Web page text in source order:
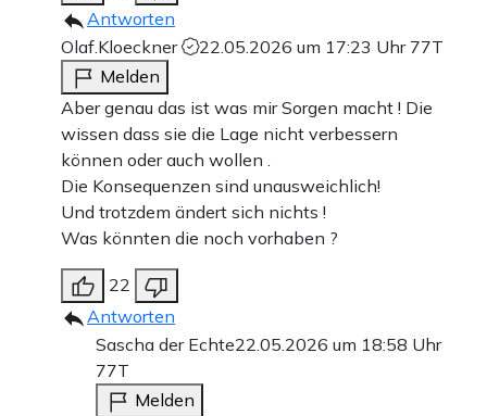
Antworten
Olaf.Kloeckner
22.05.2026 um 17:23 Uhr 77T
Melden
Aber genau das ist was mir Sorgen macht ! Die
wissen dass sie die Lage nicht verbessern
können oder auch wollen .
Die Konsequenzen sind unausweichlich!
Und trotzdem ändert sich nichts !
Was könnten die noch vorhaben ?
22
Antworten
Sascha der Echte22.05.2026 um 18:58 Uhr
77T
Melden